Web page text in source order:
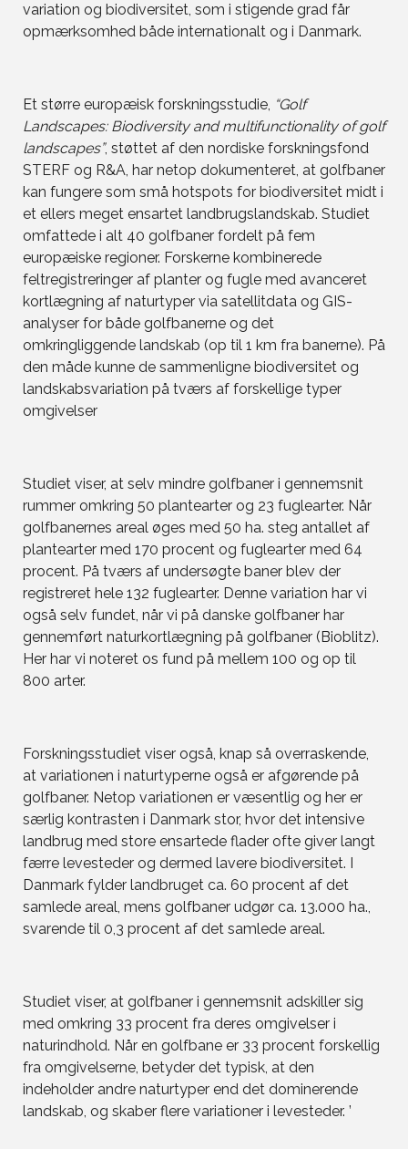
variation og biodiversitet, som i stigende grad får
opmærksomhed både internationalt og i Danmark.
Et større europæisk forskningsstudie, “Golf
Landscapes: Biodiversity and multifunctionality of golf
landscapes”, støttet af den nordiske forskningsfond
STERF og R&A, har netop dokumenteret, at golfbaner
kan fungere som små hotspots for biodiversitet midt i
et ellers meget ensartet landbrugslandskab. Studiet
omfattede i alt 40 golfbaner fordelt på fem
europæiske regioner. Forskerne kombinerede
feltregistreringer af planter og fugle med avanceret
kortlægning af naturtyper via satellitdata og GIS-
analyser for både golfbanerne og det
omkringliggende landskab (op til 1 km fra banerne). På
den måde kunne de sammenligne biodiversitet og
landskabsvariation på tværs af forskellige typer
omgivelser
Studiet viser, at selv mindre golfbaner i gennemsnit
rummer omkring 50 plantearter og 23 fuglearter. Når
golfbanernes areal øges med 50 ha. steg antallet af
plantearter med 170 procent og fuglearter med 64
procent. På tværs af undersøgte baner blev der
registreret hele 132 fuglearter. Denne variation har vi
også selv fundet, når vi på danske golfbaner har
gennemført naturkortlægning på golfbaner (Bioblitz).
Her har vi noteret os fund på mellem 100 og op til
800 arter.
Forskningsstudiet viser også, knap så overraskende,
at variationen i naturtyperne også er afgørende på
golfbaner. Netop variationen er væsentlig og her er
særlig kontrasten i Danmark stor, hvor det intensive
landbrug med store ensartede flader ofte giver langt
færre levesteder og dermed lavere biodiversitet. I
Danmark fylder landbruget ca. 60 procent af det
samlede areal, mens golfbaner udgør ca. 13.000 ha.,
svarende til 0,3 procent af det samlede areal.
Studiet viser, at golfbaner i gennemsnit adskiller sig
med omkring 33 procent fra deres omgivelser i
naturindhold. Når en golfbane er 33 procent forskellig
fra omgivelserne, betyder det typisk, at den
indeholder andre naturtyper end det dominerende
landskab, og skaber flere variationer i levesteder. ’